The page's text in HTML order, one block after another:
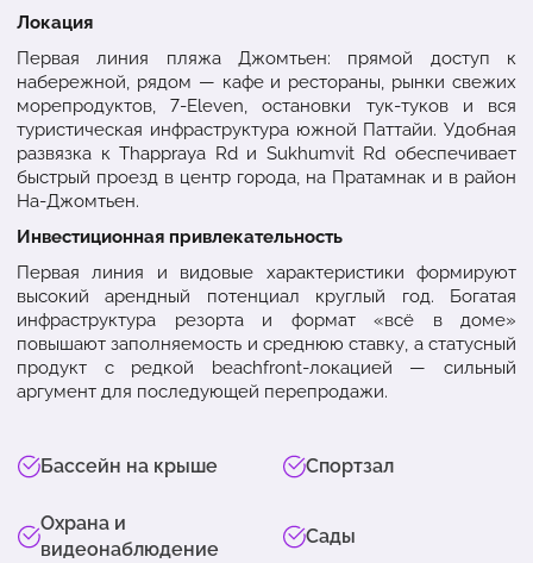
Локация
Первая линия пляжа Джомтьен: прямой доступ к
набережной, рядом — кафе и рестораны, рынки свежих
морепродуктов, 7-Eleven, остановки тук-туков и вся
туристическая инфраструктура южной Паттайи. Удобная
развязка к Thappraya Rd и Sukhumvit Rd обеспечивает
быстрый проезд в центр города, на Пратамнак и в район
На-Джомтьен.
Инвестиционная привлекательность
Первая линия и видовые характеристики формируют
высокий арендный потенциал круглый год. Богатая
инфраструктура резорта и формат «всё в доме»
повышают заполняемость и среднюю ставку, а статусный
продукт с редкой beachfront-локацией — сильный
аргумент для последующей перепродажи.
Бассейн на крыше Спортзал
Охрана и
видеонаблюдение
Сады